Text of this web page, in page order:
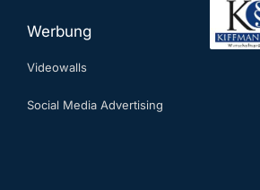
Werbung
Videowalls
Social Media Advertising